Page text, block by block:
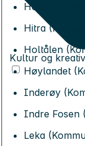
Heim
Hitra
Holtålen
Høylandet
Inderøy
Indre Fosen
Leka
Kultur og